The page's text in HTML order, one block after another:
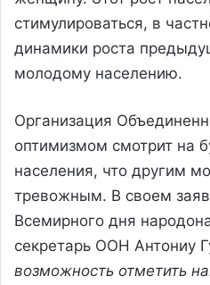
стимулироваться, в
динамики роста
молодому населению.
Организация
оптимизмом смотрит на
населения, что другим
тревожным. В своем
Всемирного дня
секретарь ООН Антониу
возможность отметить